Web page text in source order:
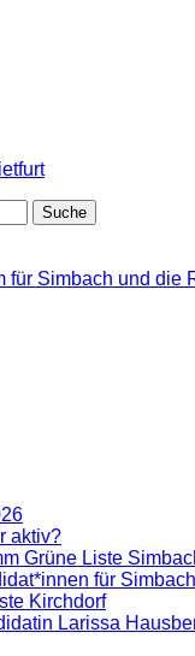
für Simbach und die
aktiv?
Grüne Liste
für
Kirchdorf
Larissa